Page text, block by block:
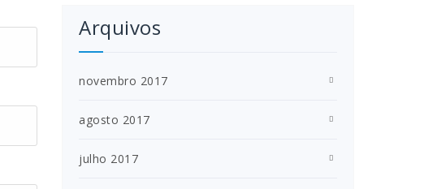
Arquivos
novembro 2017
agosto 2017
julho 2017